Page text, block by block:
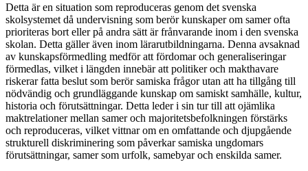
Detta är en situation som reproduceras genom det svenska
skolsystemet då undervisning som berör kunskaper om samer ofta
prioriteras bort eller på andra sätt är frånvarande inom i den svenska
skolan. Detta gäller även inom lärarutbildningarna. Denna avsaknad
av kunskapsförmedling medför att fördomar och generaliseringar
förmedlas, vilket i längden innebär att politiker och makthavare
riskerar fatta beslut som berör samiska frågor utan att ha tillgång till
nödvändig och grundläggande kunskap om samiskt samhälle, kultur,
historia och förutsättningar. Detta leder i sin tur till att ojämlika
maktrelationer mellan samer och majoritetsbefolkningen förstärks
och reproduceras, vilket vittnar om en omfattande och djupgående
strukturell diskriminering som påverkar samiska ungdomars
förutsättningar, samer som urfolk, samebyar och enskilda samer.